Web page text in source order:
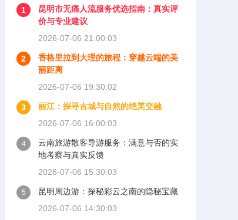
1
昆明市无痛人流服务优选指南：真实评
价与专业建议
2026-07-06 21:00:03
2
香格里拉到大理的旅程：穿越云端的美
丽距离
2026-07-06 19:30:02
3
丽江：探寻古城与自然的绝美交融
2026-07-06 16:00:03
4
云南旅游散客导游服务：满意与否的实
地考察与真实反馈
2026-07-06 15:30:03
5
昆明周边游：探秘彩云之南的隐秘宝藏
2026-07-06 14:30:03